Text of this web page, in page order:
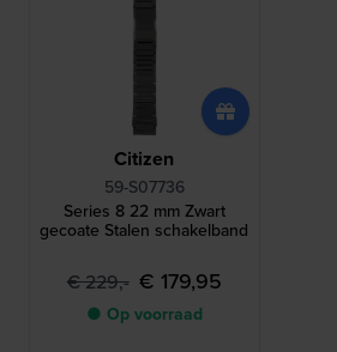
Citizen
59-S07736
Series 8 22 mm Zwart
gecoate Stalen schakelband
€ 229,- € 179,95
● Op voorraad